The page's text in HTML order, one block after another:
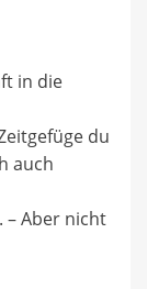
in die
du
auch
– Aber nicht